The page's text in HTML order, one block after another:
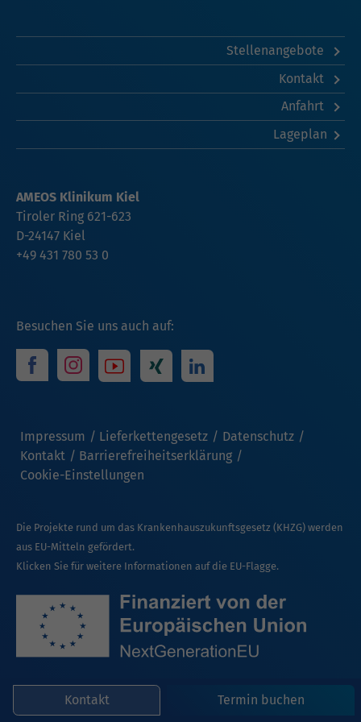
Kontakt Termin buchen
Stellenangebote
Kontakt
Anfahrt
Lageplan
Besuchen Sie uns auch auf:
Impressum Lieferkettengesetz
Datenschutz
Kontakt
Barrierefreiheitserklärung
Cookie-Einstellungen
AMEOS Klinikum Kiel
Tiroler Ring 621-623
D-24147 Kiel
+49 431 780 53 0
Die Projekte rund um das Krankenhauszukunftsgesetz (KHZG) werden
aus EU-Mitteln gefördert.
Klicken Sie für weitere Informationen auf die EU-Flagge.